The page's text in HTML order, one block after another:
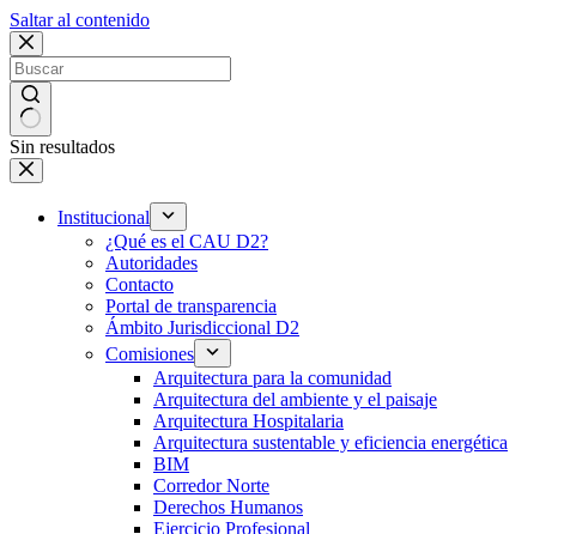
Saltar al contenido
Sin resultados
Institucional
¿Qué es el CAU D2?
Autoridades
Contacto
Portal de transparencia
Ámbito Jurisdiccional D2
Comisiones
Arquitectura para la comunidad
Arquitectura del ambiente y el paisaje
Arquitectura Hospitalaria
Arquitectura sustentable y eficiencia energética
BIM
Corredor Norte
Derechos Humanos
Ejercicio Profesional